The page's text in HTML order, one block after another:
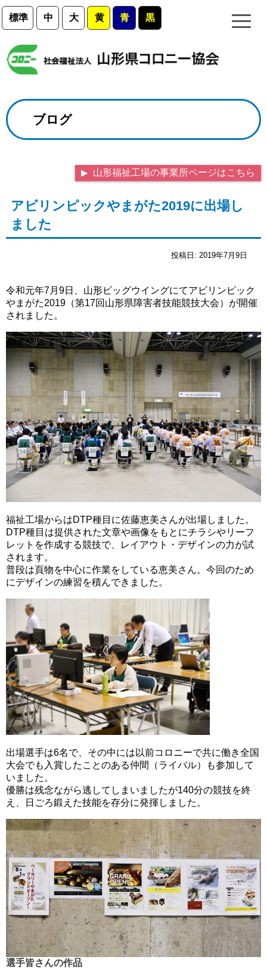
標準 中 大 黄 青 黒
ブログ
山形福祉工場の事業所ページはこちら
アビリンピックやまがた2019に出場し
ました
投稿日: 2019年7月9日
令和元年7月9日、山形ビッグウイングにてアビリンピック
やまがた2019（第17回山形県障害者技能競技大会）が開催
されました。
福祉工場からはDTP種目に佐藤恵美さんが出場しました。
DTP種目は提供された文章や画像をもとにチラシやリーフ
レットを作成する競技で、レイアウト・デザインの力が試
されます。
普段は頁物を中心に作業をしている恵美さん。今回のため
にデザインの練習を積んできました。
出場選手は6名で、その中には以前コロニーで共に働き全国
大会でも入賞したことのある仲間（ライバル）も参加して
いました。
優勝は残念ながら逃してしまいましたが140分の競技を終
え、日ごろ鍛えた技能を存分に発揮しました。
選手皆さんの作品